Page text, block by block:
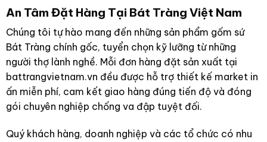
An Tâm Đặt Hàng Tại Bát Tràng Việt Nam
Chúng tôi tự hào mang đến những sản phẩm gốm sứ
Bát Tràng chính gốc, tuyển chọn kỹ lưỡng từ những
người thợ lành nghề. Mỗi đơn hàng đặt sản xuất tại
battrangvietnam.vn đều được hỗ trợ thiết kế market in
ấn miễn phí, cam kết giao hàng đúng tiến độ và đóng
gói chuyên nghiệp chống va đập tuyệt đối.
Quý khách hàng, doanh nghiệp và các tổ chức có nhu